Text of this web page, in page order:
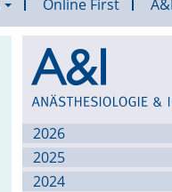
Online First
Archiv
2026
2025
2024